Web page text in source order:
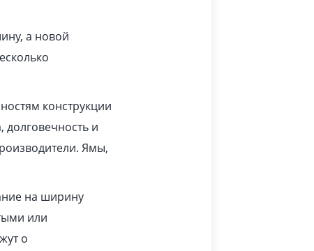
а новой
конструкции
долговечность и
Ямы,
на ширину
или
о